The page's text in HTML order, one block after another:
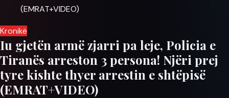
(EMRAT+VIDEO)
Kronikë
Iu gjetën armë zjarri pa leje, Policia e
Tiranës arreston 3 persona! Njëri prej
tyre kishte thyer arrestin e shtëpisë
(EMRAT+VIDEO)